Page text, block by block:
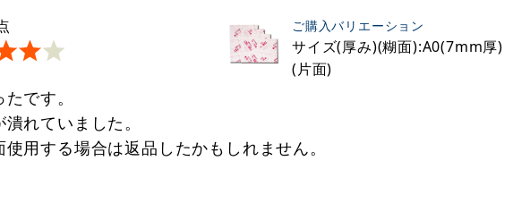
ご購入バリエーション
サイズ(厚み)(糊面):A0(7mm厚)
(片面)
です。
れていました。
用する場合は返品したかもしれません。